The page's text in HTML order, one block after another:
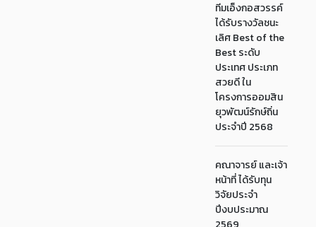
ทีมเอ็งกอสวรรค์
ได้รับรางวัลชนะ
เลิศ Best of the
Best ระดับ
ประเทศ ประเภท
สวยดี ใน
โครงการออมสิน
ยุวพัฒน์รักษ์ถิ่น
ประจำปี 2568
คณาจารย์ และเจ้า
หน้าที่ ได้รับทุน
วิจัยประจำ
ปีงบประมาณ